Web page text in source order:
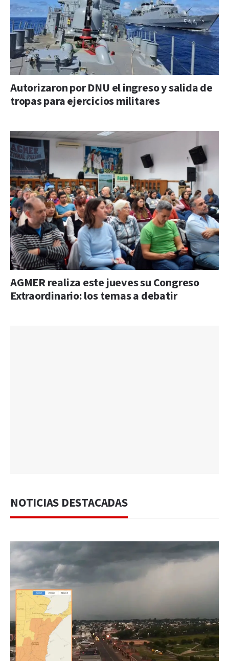
Autorizaron por DNU el ingreso y salida de
tropas para ejercicios militares
AGMER realiza este jueves su Congreso
Extraordinario: los temas a debatir
NOTICIAS DESTACADAS